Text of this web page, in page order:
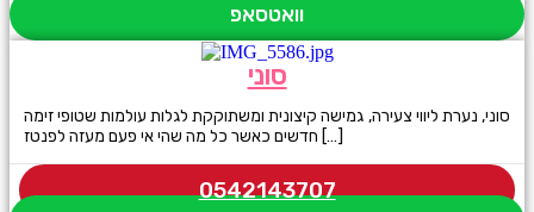
וואטסאפ
סוני
סוני, נערת ליווי צעירה, גמישה קיצונית ומשתוקקת לגלות עולמות שטופי זימה
חדשים כאשר כל מה שהי אי פעם מעזה לפנטז […]
0542143707